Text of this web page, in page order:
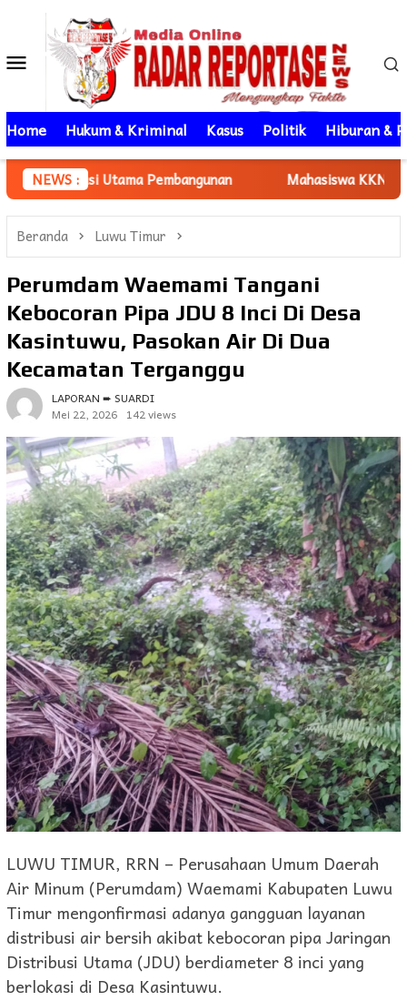
kontenMenu
Mobile
Home Hukum & Kriminal Kasus Politik Hiburan &
NEWS :
Pembangunan Mahasiswa KKN Unhas gelombang 116
Beranda Luwu Timur
Perumdam Waemami Tangani
Kebocoran Pipa JDU 8 Inci Di Desa
Kasintuwu, Pasokan Air Di Dua
Kecamatan Terganggu
LAPORAN ➨ SUARDI
Mei 22, 2026 142 views
LUWU TIMUR, RRN – Perusahaan Umum Daerah
Air Minum (Perumdam) Waemami Kabupaten Luwu
Timur mengonfirmasi adanya gangguan layanan
distribusi air bersih akibat kebocoran pipa Jaringan
Distribusi Utama (JDU) berdiameter 8 inci yang
berlokasi di Desa Kasintuwu.